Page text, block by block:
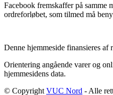
Facebook fremskaffer på samme
ordreforløbet, som tilmed må
Denne hjemmeside finansieres
Orientering angående varer og
hjemmesidens data.
© Copyright VUC Nord - Alle